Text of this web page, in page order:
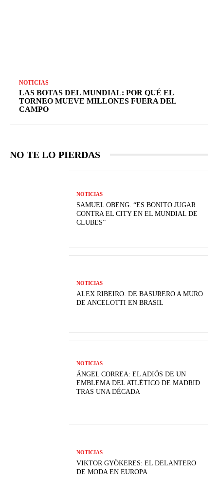
NOTICIAS
LAS BOTAS DEL MUNDIAL: POR QUÉ EL
TORNEO MUEVE MILLONES FUERA DEL
CAMPO
NO TE LO PIERDAS
NOTICIAS
SAMUEL OBENG: “ES BONITO JUGAR
CONTRA EL CITY EN EL MUNDIAL DE
CLUBES”
NOTICIAS
ALEX RIBEIRO: DE BASURERO A MURO
DE ANCELOTTI EN BRASIL
NOTICIAS
ÁNGEL CORREA: EL ADIÓS DE UN
EMBLEMA DEL ATLÉTICO DE MADRID
TRAS UNA DÉCADA
NOTICIAS
VIKTOR GYÖKERES: EL DELANTERO
DE MODA EN EUROPA